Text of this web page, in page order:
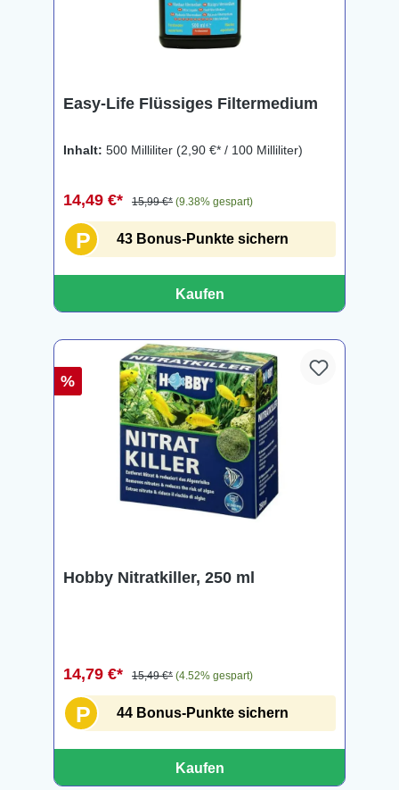
Easy-Life Flüssiges Filtermedium
Inhalt: 500 Milliliter (2,90 €* / 100 Milliliter)
14,49 €* 15,99 €* (9.38% gespart)
P 43 Bonus-Punkte sichern
Kaufen
%
Hobby Nitratkiller, 250 ml
14,79 €* 15,49 €* (4.52% gespart)
P 44 Bonus-Punkte sichern
Kaufen